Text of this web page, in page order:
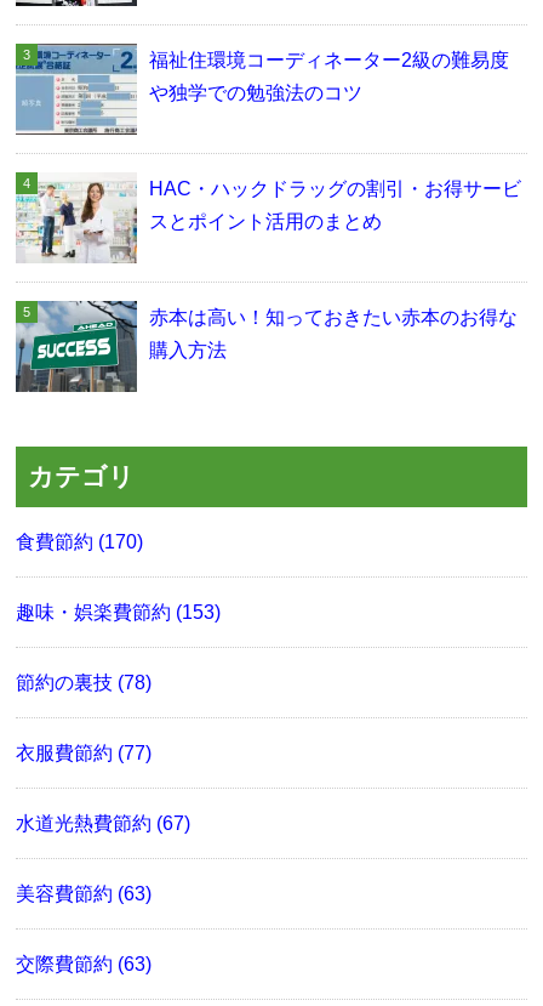
福祉住環境コーディネーター2級の難易度
や独学での勉強法のコツ
HAC・ハックドラッグの割引・お得サービ
スとポイント活用のまとめ
赤本は高い！知っておきたい赤本のお得な
購入方法
カテゴリ
食費節約 (170)
趣味・娯楽費節約 (153)
節約の裏技 (78)
衣服費節約 (77)
水道光熱費節約 (67)
美容費節約 (63)
交際費節約 (63)